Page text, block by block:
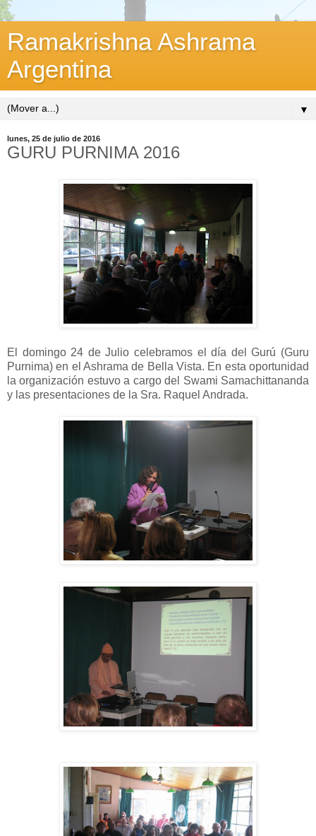
Ramakrishna Ashrama
Argentina
▼
lunes, 25 de julio de 2016
GURU PURNIMA 2016
El domingo 24 de Julio celebramos el día del Gurú (Guru
Purnima) en el Ashrama de Bella Vista. En esta oportunidad
la organización estuvo a cargo del Swami Samachittananda
y las presentaciones de la Sra. Raquel Andrada.